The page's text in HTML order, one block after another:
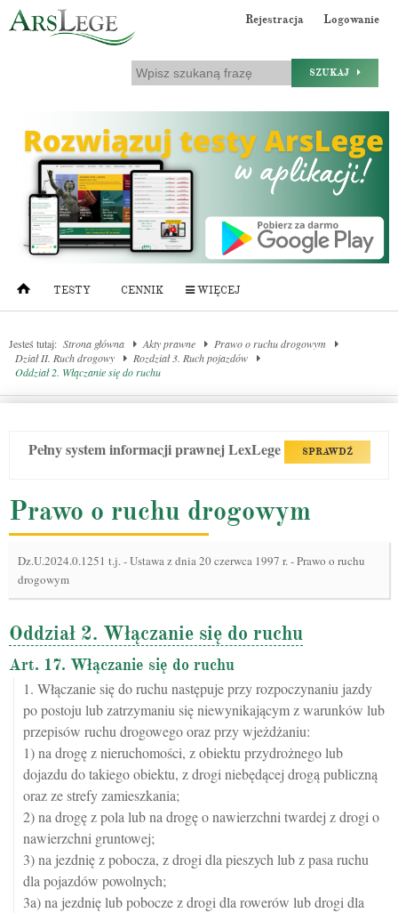
Rejestracja Logowanie
SZUKAJ
TESTY CENNIK WIĘCEJ
Jesteś tutaj: Strona główna Akty prawne
Prawo o ruchu drogowym
Dział II. Ruch drogowy
Rozdział 3. Ruch pojazdów
Oddział 2. Włączanie się do ruchu
Pełny system informacji prawnej LexLege SPRAWDŹ
Prawo o ruchu drogowym
Dz.U.2024.0.1251 t.j.-Ustawa z dnia 20 czerwca 1997 r. - Prawo o ruchu
drogowym
Oddział 2. Włączanie się do ruchu
Art. 17. Włączanie się do ruchu
1. Włączanie się do ruchu następuje przy rozpoczynaniu jazdy
po postoju lub zatrzymaniu się niewynikającym z warunków lub
przepisów ruchu drogowego oraz przy wjeżdżaniu:
1) na drogę z nieruchomości, z obiektu przydrożnego lub
dojazdu do takiego obiektu, z drogi niebędącej drogą publiczną
oraz ze strefy zamieszkania;
2) na drogę z pola lub na drogę o nawierzchni twardej z drogi o
nawierzchni gruntowej;
3) na jezdnię z pobocza, z drogi dla pieszych lub z pasa ruchu
dla pojazdów powolnych;
3a) na jezdnię lub pobocze z drogi dla rowerów lub drogi dla